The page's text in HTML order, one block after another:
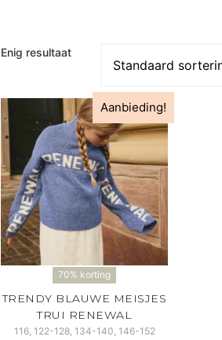
Enig resultaat
Aanbieding!
70% korting
TRENDY BLAUWE MEISJES
TRUI RENEWAL
116, 122-128, 134-140, 146-152